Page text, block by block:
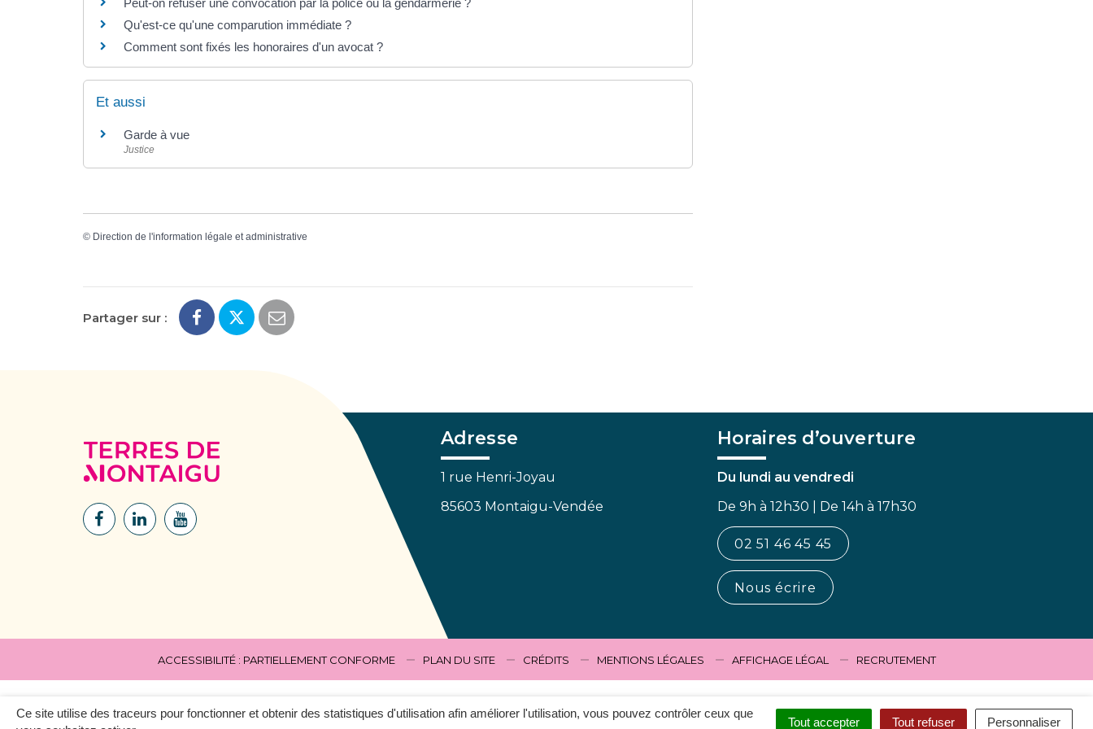
Ce site utilise des traceurs pour fonctionner et obtenir des statistiques d'utilisation afin améliorer l'utilisation, vous pouvez contrôler ceux que
Tout accepter Tout refuser Personnaliser
Qu'est-ce qu'une comparution immédiate ?
Comment sont fixés les honoraires d'un avocat ?
Et aussi
Garde à vue
Justice
© Direction de l'information légale et administrative
Partager sur :
Lien
Lien
Lien
Adresse
1 rue Henri-Joyau
85603 Montaigu-Vendée
Horaires d’ouverture
Du lundi au vendredi
De 9h à 12h30 | De 14h à 17h30
02 51 46 45 45
Nous écrire
ACCESSIBILITÉ : PARTIELLEMENT CONFORME PLAN DU SITE CRÉDITS MENTIONS LÉGALES AFFICHAGE LÉGAL RECRUTEMENT